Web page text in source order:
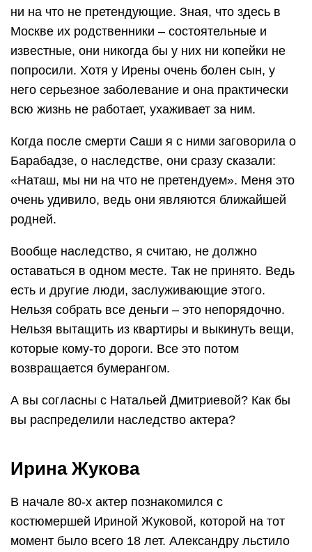
ни на что не претендующие. Зная, что здесь в
Москве их родственники – состоятельные и
известные, они никогда бы у них ни копейки не
попросили. Хотя у Ирены очень болен сын, у
него серьезное заболевание и она практически
всю жизнь не работает, ухаживает за ним.
Когда после смерти Саши я с ними заговорила о
Барабадзе, о наследстве, они сразу сказали:
«Наташ, мы ни на что не претендуем». Меня это
очень удивило, ведь они являются ближайшей
родней.
Вообще наследство, я считаю, не должно
оставаться в одном месте. Так не принято. Ведь
есть и другие люди, заслуживающие этого.
Нельзя собрать все деньги – это непорядочно.
Нельзя вытащить из квартиры и выкинуть вещи,
которые кому-то дороги. Все это потом
возвращается бумерангом.
А вы согласны с Натальей Дмитриевой? Как бы
вы распределили наследство актера?
Ирина Жукова
В начале 80-х актер познакомился с
костюмершей Ириной Жуковой, которой на тот
момент было всего 18 лет. Александру льстило